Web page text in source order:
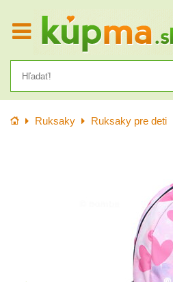
Úvod Ruksaky Ruksaky pre deti